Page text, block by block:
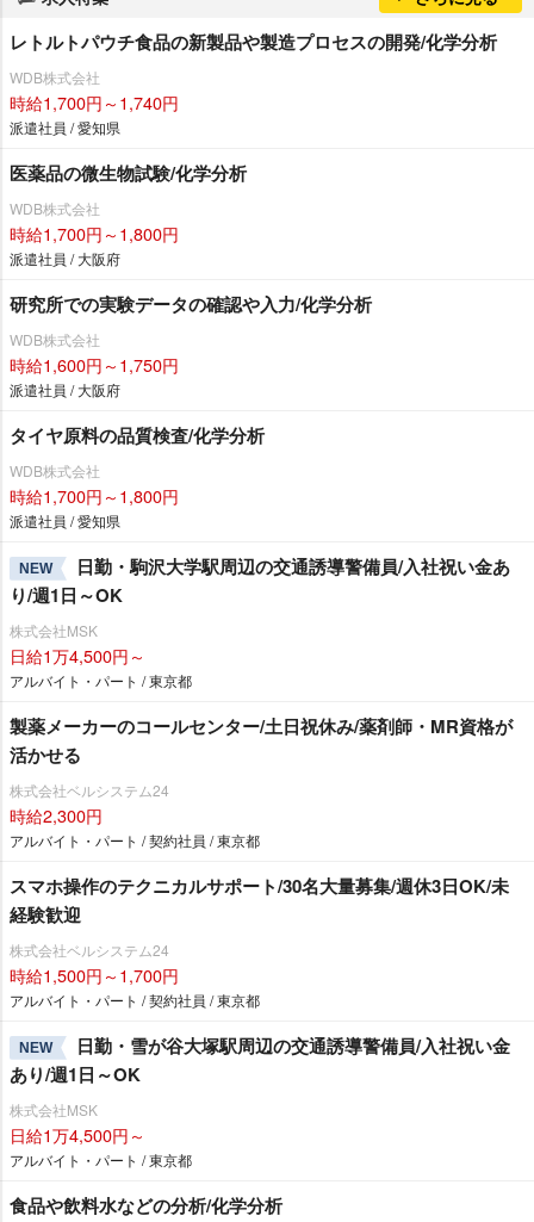
レトルトパウチ食品の新製品や製造プロセスの開発/化学分析
WDB株式会社
時給1,700円～1,740円
派遣社員 / 愛知県
医薬品の微生物試験/化学分析
WDB株式会社
時給1,700円～1,800円
派遣社員 / 大阪府
研究所での実験データの確認や入力/化学分析
WDB株式会社
時給1,600円～1,750円
派遣社員 / 大阪府
タイヤ原料の品質検査/化学分析
WDB株式会社
時給1,700円～1,800円
派遣社員 / 愛知県
NEW
日勤・駒沢大学駅周辺の交通誘導警備員/入社祝い金あ
り/週1日～OK
株式会社MSK
日給1万4,500円～
アルバイト・パート / 東京都
製薬メーカーのコールセンター/土日祝休み/薬剤師・MR資格が
活かせる
株式会社ベルシステム24
時給2,300円
アルバイト・パート / 契約社員 / 東京都
スマホ操作のテクニカルサポート/30名大量募集/週休3日OK/未
経験歓迎
株式会社ベルシステム24
時給1,500円～1,700円
アルバイト・パート / 契約社員 / 東京都
NEW
日勤・雪が谷大塚駅周辺の交通誘導警備員/入社祝い金
あり/週1日～OK
株式会社MSK
日給1万4,500円～
アルバイト・パート / 東京都
食品や飲料水などの分析/化学分析